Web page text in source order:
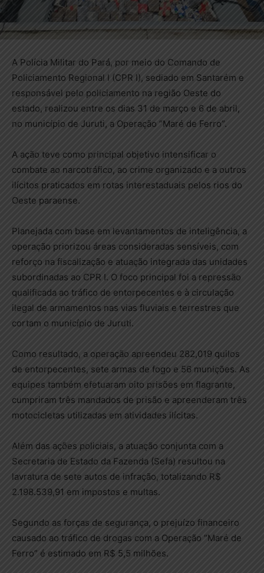
A Polícia Militar do Pará, por meio do Comando de
Policiamento Regional I (CPR I), sediado em Santarém e
responsável pelo policiamento na região Oeste do
estado, realizou entre os dias 31 de março e 6 de abril,
no município de Juruti, a Operação “Maré de Ferro”.
A ação teve como principal objetivo intensificar o
combate ao narcotráfico, ao crime organizado e a outros
ilícitos praticados em rotas interestaduais pelos rios do
Oeste paraense.
Planejada com base em levantamentos de inteligência, a
operação priorizou áreas consideradas sensíveis, com
reforço na fiscalização e atuação integrada das unidades
subordinadas ao CPR I. O foco principal foi a repressão
qualificada ao tráfico de entorpecentes e à circulação
ilegal de armamentos nas vias fluviais e terrestres que
cortam o município de Juruti.
Como resultado, a operação apreendeu 282,019 quilos
de entorpecentes, sete armas de fogo e 56 munições. As
equipes também efetuaram oito prisões em flagrante,
cumpriram três mandados de prisão e apreenderam três
motocicletas utilizadas em atividades ilícitas.
Além das ações policiais, a atuação conjunta com a
Secretaria de Estado da Fazenda (Sefa) resultou na
lavratura de sete autos de infração, totalizando R$
2.198.539,91 em impostos e multas.
Segundo as forças de segurança, o prejuízo financeiro
causado ao tráfico de drogas com a Operação “Maré de
Ferro” é estimado em R$ 5,5 milhões.